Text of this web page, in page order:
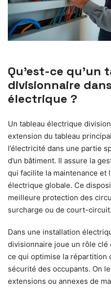
Qu’est-ce qu’un
divisionnaire
électrique ?
Un tableau électrique
extension du tableau
l’électricité dans une partie
d’un bâtiment. Il assure la
qui facilite la maintenance et
électrique globale. Ce
meilleure protection des
surcharge ou de court-circuit.
Dans une installation
divisionnaire joue un rôle
ce qui optimise la répartition
sécurité des occupants. On
extensions ou annexes de